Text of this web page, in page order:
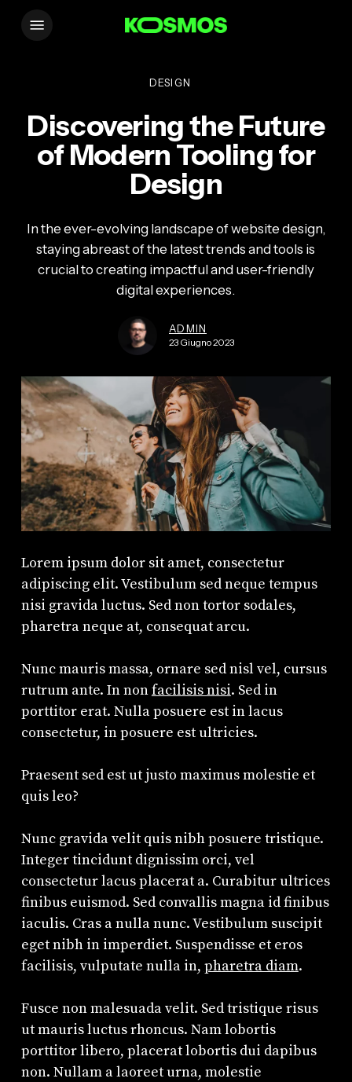
DESIGN
Discovering the Future
of Modern Tooling for
Design
In the ever-evolving landscape of website design,
staying abreast of the latest trends and tools is
crucial to creating impactful and user-friendly
digital experiences.
ADMIN
23 Giugno 2023
Lorem ipsum dolor sit amet, consectetur
adipiscing elit. Vestibulum sed neque tempus
nisi gravida luctus. Sed non tortor sodales,
pharetra neque at, consequat arcu.
Nunc mauris massa, ornare sed nisl vel, cursus
rutrum ante. In nonfacilisis nisi. Sed in
porttitor erat. Nulla posuere est in lacus
consectetur, in posuere est ultricies.
Praesent sed est ut justo maximus molestie et
quis leo?
Nunc gravida velit quis nibh posuere tristique.
Integer tincidunt dignissim orci, vel
consectetur lacus placerat a. Curabitur ultrices
finibus euismod. Sed convallis magna id finibus
iaculis. Cras a nulla nunc. Vestibulum suscipit
eget nibh in imperdiet. Suspendisse et eros
facilisis, vulputate nulla in, pharetra diam.
Fusce non malesuada velit. Sed tristique risus
ut mauris luctus rhoncus. Nam lobortis
porttitor libero, placerat lobortis dui dapibus
non. Nullam a laoreet urna, molestie